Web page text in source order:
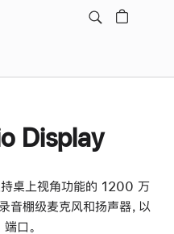
Display
桌上视角功能的 1200 万
棚级麦克风和扬声器，以
口。